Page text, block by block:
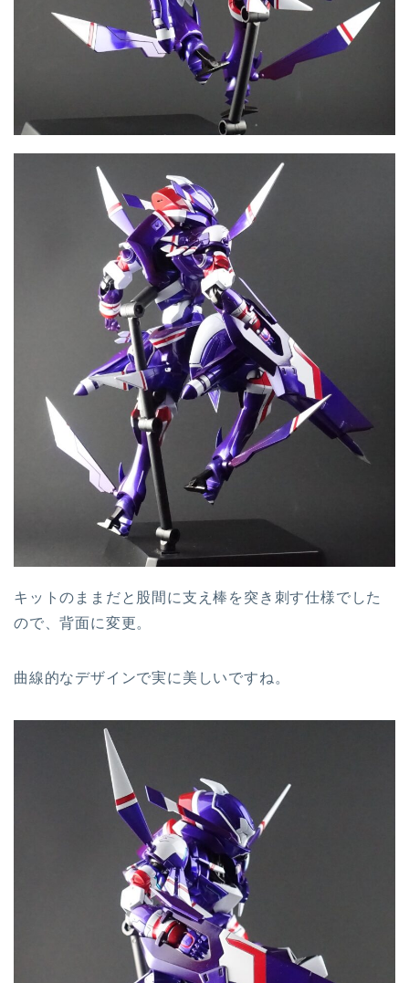
キットのままだと股間に支え棒を突き刺す仕様でした
ので、背面に変更。
曲線的なデザインで実に美しいですね。